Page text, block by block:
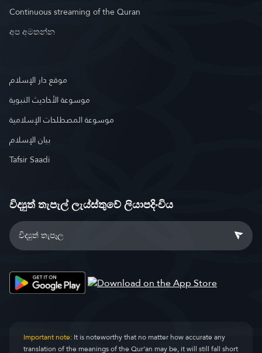
Continuous streaming of the Quran
අප අමතන්න
موقع دار الإسلام
موسوعة الأحاديث النبوية
موسوعة المصطلحات الإسلامية
بيان الإسلام
Tafsir Saadi
විද්‍යුත් තැපැල් ලැය්ස්තුවේ ලියාපදිංචිය
Important note:It is noteworthy that no matter how accurate any
translation of the meanings of the Qur’an may be, it will still fall short